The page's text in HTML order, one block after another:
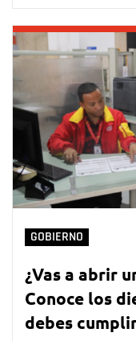
GOBIERNO
¿Vas a abrir
Conoce los
debes